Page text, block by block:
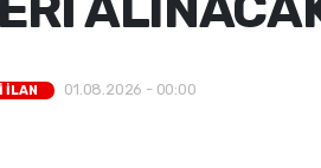
İLAN 01.08.2026 - 00:00